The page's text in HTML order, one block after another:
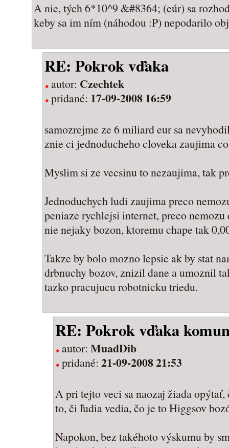
A nie, tých 6*10^9 &#8364; (eúr) sa
keby sa im ním (náhodou :P) nepodarilo
RE: Pokrok vďaka
autor: Czechtek
pridané: 17-09-2008 16:59
samozrejme ze 6 miliard eur sa
znie ci jednoducheho cloveka zaujima
Myslim si ze vecsinu to nezaujima, tak
Jednoduchych ludi zaujima preco
peniaze rychlejsi internet, preco
nie nejaky bozon, ktoremu chape tak
Takze by bolo mozno lepsie ak by stat
drbnuchy bozov, znizil dane a umoznil
tazko pracujucu robotnicku triedu.
RE: Pokrok vďaka
autor: MuadDib
pridané: 21-09-2008 21:53
A pri tejto veci sa naozaj žiada
to, či ľudia vedia, čo je to Higgsov
Napokon, bez takéhoto výskumu by